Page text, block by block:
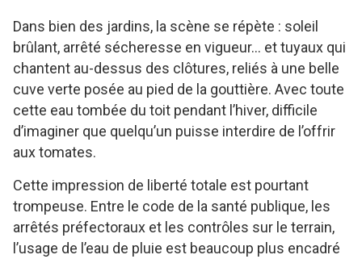
Dans bien des jardins, la scène se répète : soleil
brûlant, arrêté sécheresse en vigueur… et tuyaux qui
chantent au-dessus des clôtures, reliés à une belle
cuve verte posée au pied de la gouttière. Avec toute
cette eau tombée du toit pendant l’hiver, difficile
d’imaginer que quelqu’un puisse interdire de l’offrir
aux tomates.
Cette impression de liberté totale est pourtant
trompeuse. Entre le code de la santé publique, les
arrêtés préfectoraux et les contrôles sur le terrain,
l’usage de l’eau de pluie est beaucoup plus encadré